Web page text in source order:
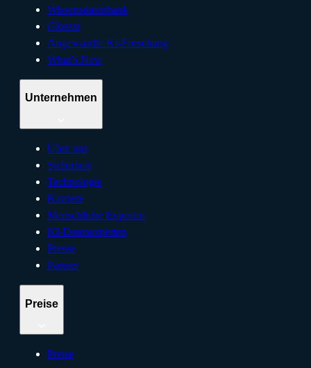
Wissensdatenbank
Glossar
Angewandte KI-Forschung
What’s New
Unternehmen
Über uns
Sicherheit
Technologie
Karriere
Menschliche Experten
KI-Datenexperten
Presse
Partner
Preise
Preise